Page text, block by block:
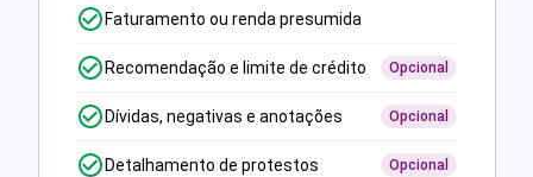
Faturamento ou renda presumida
Recomendação e limite de crédito Opcional
Dívidas, negativas e anotações Opcional
Detalhamento de protestos Opcional